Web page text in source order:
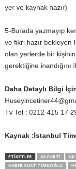
yer ve kaynak hazır)
5-Burada yazmayıp
ve fikri hazır bekleyen
olan yerlerde bir
gerektiğine inandığını
Daha Detaylı Bilgi
Tv Tel : 0212-415 17
Kaynak :İstanbul
ETIKETLER AK PARTI AK
HABER SUAT TÜRKOĞLU